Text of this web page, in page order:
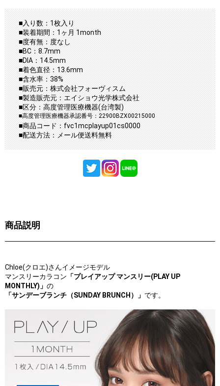
■入り数：1枚入り
■装着期間：1ヶ月 1month
■度有無：度なし
■BC：8.7mm
■DIA：14.5mm
■着色直径：13.6mm
■含水率：38%
■販売元：株式会社フォーヴィスム
■製造販売元：エイショウ光学株式会社
■区分：高度管理医療機器(台湾製)
■高度管理医療機器承認番号：22900BZX00215000
■商品コード：fvc1mcplayup01cs0000
■配送方法：メール便送料無料
商品説明
Chloe(クロエ)さんイメージモデル
マンスリーカラコン 「プレイアップ マンスリー(PLAY UP
MONTHLY)」 の
「サンデーブランチ（SUNDAY BRUNCH）」 です。